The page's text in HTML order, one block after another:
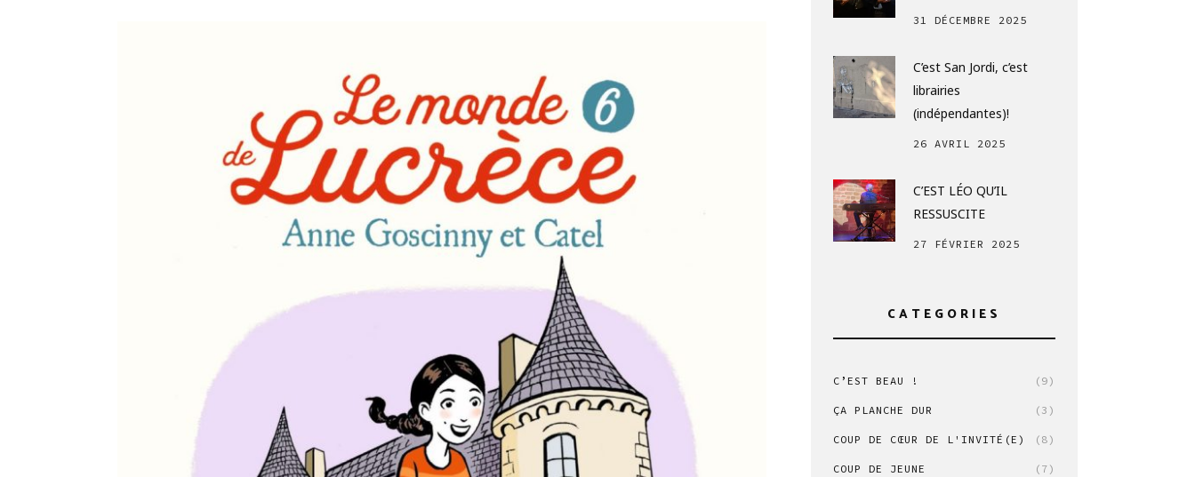
31 DÉCEMBRE 2025
C’est San Jordi, c’est
librairies
(indépendantes)!
26 AVRIL 2025
C’EST LÉO QU’IL
RESSUSCITE
27 FÉVRIER 2025
CATEGORIES
C’EST BEAU ! (9)
ÇA PLANCHE DUR (3)
COUP DE CŒUR DE L'INVITÉ(E) (8)
COUP DE JEUNE (7)